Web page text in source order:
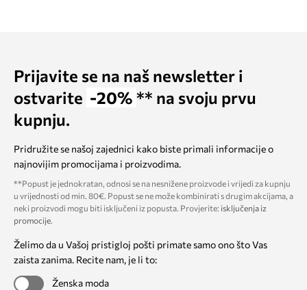
Prijavite se na naš newsletter i
ostvarite -20% ** na svoju prvu
kupnju.
Pridružite se našoj zajednici kako biste primali informacije o
najnovijim promocijama i proizvodima.
**Popust je jednokratan, odnosi se na nesnižene proizvode i vrijedi za kupnju
u vrijednosti od min. 80€. Popust se ne može kombinirati s drugim akcijama, a
neki proizvodi mogu biti isključeni iz popusta. Provjerite: isključenja iz
promocije.
Želimo da u Vašoj pristigloj pošti primate samo ono što Vas
zaista zanima. Recite nam, je li to:
Ženska moda